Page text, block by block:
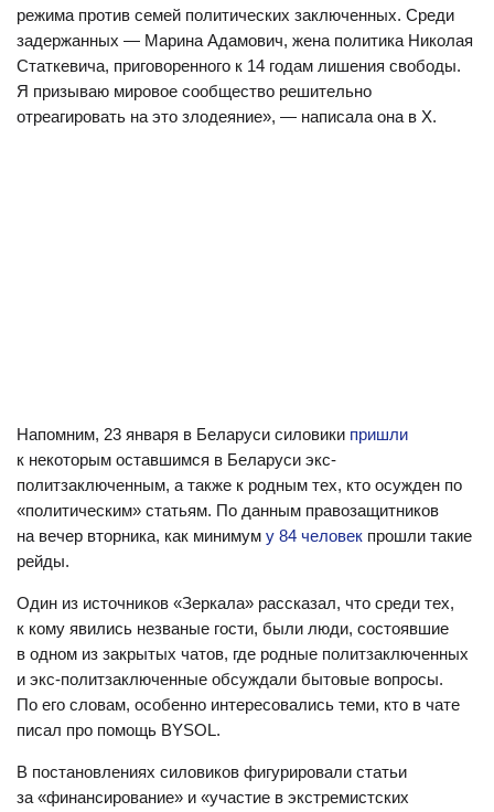
режима против семей политических заключенных. Среди
задержанных — Марина Адамович, жена политика Николая
Статкевича, приговоренного к 14 годам лишения свободы.
Я призываю мировое сообщество решительно
отреагировать на это злодеяние», — написала она в X.
Напомним, 23 января в Беларуси силовики пришли
к некоторым оставшимся в Беларуси экс-
политзаключенным, а также к родным тех, кто осужден по
«политическим» статьям. По данным правозащитников
на вечер вторника, как минимум у 84 человек прошли такие
рейды.
Один из источников «Зеркала» рассказал, что среди тех,
к кому явились незваные гости, были люди, состоявшие
в одном из закрытых чатов, где родные политзаключенных
и экс-политзаключенные обсуждали бытовые вопросы.
По его словам, особенно интересовались теми, кто в чате
писал про помощь BYSOL.
В постановлениях силовиков фигурировали статьи
за «финансирование» и «участие в экстремистских